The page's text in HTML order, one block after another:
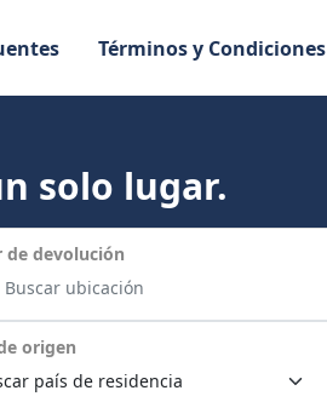
Términos y Condiciones
solo lugar.
de devolución
origen